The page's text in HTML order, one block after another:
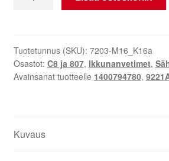
etuikkunan
Peugeot
1400794780
9221AG
Tuotetunnus (SKU): 7203-M16_K16a
Osastot: C8 ja 807, Ikkunanvetimet,
Avainsanat tuotteelle 1400794780,
Kuvaus